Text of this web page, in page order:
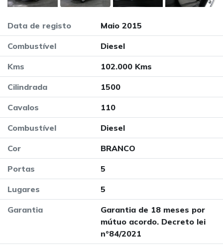
Data de registo Maio 2015
Combustível Diesel
Kms 102.000 Kms
Cilindrada 1500
Cavalos 110
Combustível Diesel
Cor BRANCO
Portas 5
Lugares 5
Garantia
Garantia de 18 meses por
mútuo acordo. Decreto lei
nº84/2021